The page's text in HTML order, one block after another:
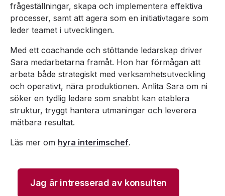
frågeställningar, skapa och implementera effektiva
processer, samt att agera som en initiativtagare som
leder teamet i utvecklingen.
Med ett coachande och stöttande ledarskap driver
Sara medarbetarna framåt. Hon har förmågan att
arbeta både strategiskt med verksamhetsutveckling
och operativt, nära produktionen. Anlita Sara om ni
söker en tydlig ledare som snabbt kan etablera
struktur, tryggt hantera utmaningar och leverera
mätbara resultat.
Läs mer om hyra interimschef.
Jag är intresserad av konsulten